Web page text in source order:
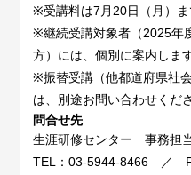
※受講料は7月20日（月）ま
※継続受講対象者（2025年
方）には、個別に案内します
※振替受講（他都道府県社
は、別途お問い合わせくだ
問合せ先
生涯研修センター 事務担
TEL：03-5944-8466 ／